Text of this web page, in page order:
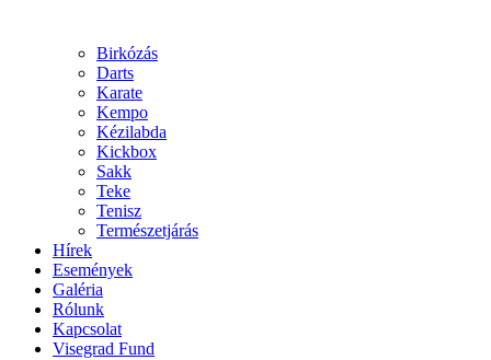
Birkózás
Darts
Karate
Kempo
Kézilabda
Kickbox
Sakk
Teke
Tenisz
Természetjárás
Hírek
Események
Galéria
Rólunk
Kapcsolat
Visegrad Fund